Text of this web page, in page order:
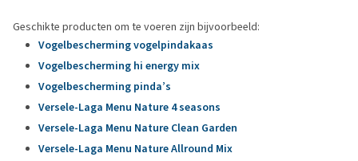
Geschikte producten om te voeren zijn bijvoorbeeld:
Vogelbescherming vogelpindakaas
Vogelbescherming hi energy mix
Vogelbescherming pinda’s
Versele-Laga Menu Nature 4 seasons
Versele-Laga Menu Nature Clean Garden
Versele-Laga Menu Nature Allround Mix